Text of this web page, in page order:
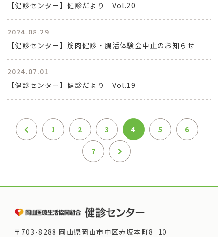
【健診センター】健診だより Vol.20
2024.08.29
【健診センター】筋肉健診・腸活体験会中止のお知らせ
2024.07.01
【健診センター】健診だより Vol.19
1 2 3 4 5 6
7
〒703-8288 岡山県岡山市中区赤坂本町8−10